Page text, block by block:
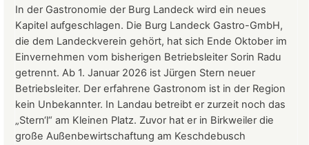
März
2026
In der Gastronomie der Burg Landeck wird ein neues
Kapitel aufgeschlagen. Die Burg Landeck Gastro-GmbH,
die dem Landeckverein gehört, hat sich Ende Oktober im
Einvernehmen vom bisherigen Betriebsleiter Sorin Radu
getrennt. Ab 1. Januar 2026 ist Jürgen Stern neuer
Betriebsleiter. Der erfahrene Gastronom ist in der Region
kein Unbekannter. In Landau betreibt er zurzeit noch das
„Stern‘l“ am Kleinen Platz. Zuvor hat er in Birkweiler die
große Außenbewirtschaftung am Keschdebusch